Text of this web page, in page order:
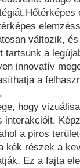
változik,
tartsunk a
innovatív
a
hogy
interakcióit.
a piros
kék részek a
Ez a fajta